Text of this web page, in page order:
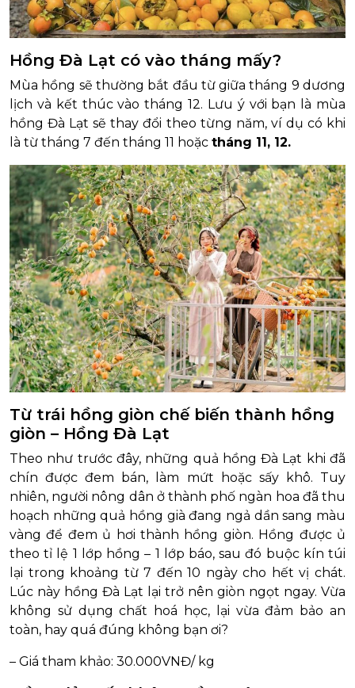
Hồng Đà Lạt có vào tháng mấy?
Mùa hồng sẽ thường bắt đầu từ giữa tháng 9 dương
lịch và kết thúc vào tháng 12. Lưu ý với bạn là mùa
hồng Đà Lạt sẽ thay đổi theo từng năm, ví dụ có khi
là từ tháng 7 đến tháng 11 hoặc tháng 11, 12.
Từ trái hồng giòn chế biến thành hồng
giòn – Hồng Đà Lạt
Theo như trước đây, những quả hồng Đà Lạt khi đã
chín được đem bán, làm mứt hoặc sấy khô. Tuy
nhiên, người nông dân ở thành phố ngàn hoa đã thu
hoạch những quả hồng già đang ngả dần sang màu
vàng để đem ủ hơi thành hồng giòn. Hồng được ủ
theo tỉ lệ 1 lớp hồng – 1 lớp báo, sau đó buộc kín túi
lại trong khoảng từ 7 đến 10 ngày cho hết vị chát.
Lúc này hồng Đà Lạt lại trở nên giòn ngọt ngay. Vừa
không sử dụng chất hoá học, lại vừa đảm bảo an
toàn, hay quá đúng không bạn ơi?
– Giá tham khảo: 30.000VNĐ/ kg